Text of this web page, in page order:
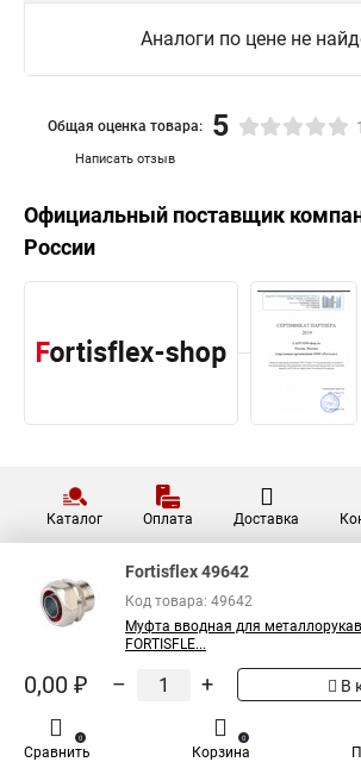
Аналоги по цене не
Написать отзыв
Общая оценка товара: 5 1
Официальный поставщик
России
Каталог Оплата Доставка
Fortisflex 49642
Код товара: 49642
Муфта вводная для
FORTISFLE...
0,00 ₽ – + В
Сравнить
0
Корзина
0